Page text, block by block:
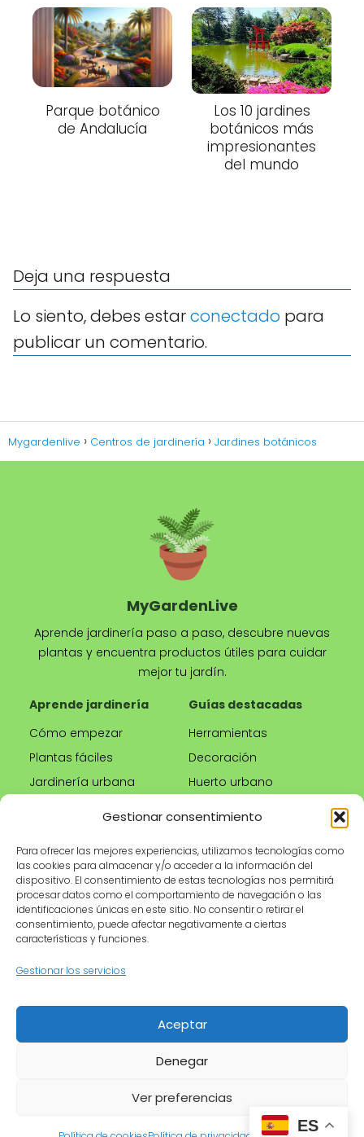
Gestionar consentimiento
Para ofrecer las mejores experiencias, utilizamos tecnologías como
las cookies para almacenar y/o acceder a la información del
dispositivo. El consentimiento de estas tecnologías nos permitirá
procesar datos como el comportamiento de navegación o las
identificaciones únicas en este sitio. No consentir o retirar el
consentimiento, puede afectar negativamente a ciertas
características y funciones.
Gestionar los servicios
Aceptar
Denegar
Ver preferencias
Parque botánico
de Andalucía
Los 10 jardines
botánicos más
impresionantes
del mundo
Deja una respuesta
Lo siento, debes estarconectado para
publicar un comentario.
Mygardenlive Centros de jardinería Jardines botánicos
MyGardenLive
Aprende jardinería paso a paso, descubre nuevas
plantas y encuentra productos útiles para cuidar
mejor tu jardín.
Aprende jardinería
Cómo empezar
Plantas fáciles
Jardinería urbana
Guías destacadas
Herramientas
Decoración
Huerto urbano
Tienda
Productos
recomendados
Herramientas de
Riego
Información legal
Aviso legal
Política de privacidad
© 2026 MyGardenLive · Cultivando pasión por la
jardinería 🌿
ES